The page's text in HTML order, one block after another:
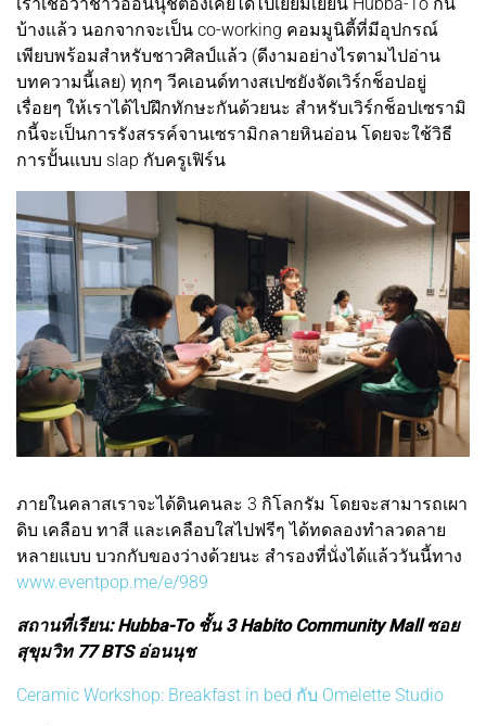
บ้างแล้ว นอกจากจะเป็น co-working คอมมูนิตี้ที่มีอุปกรณ์
เพียบพร้อมสำหรับชาวศิลป์แล้ว (ดีงามอย่างไรตามไปอ่าน
บทความนี้เลย) ทุกๆ วีคเอนด์ทางสเปซยังจัดเวิร์กช็อปอยู่
เรื่อยๆ ให้เราได้ไปฝึกทักษะกันด้วยนะ สำหรับเวิร์กช็อปเซรามิ
กนี้จะเป็นการรังสรรค์จานเซรามิกลายหินอ่อน โดยจะใช้วิธี
การปั้นแบบ slap กับครูเฟิร์น
ภายในคลาสเราจะได้ดินคนละ 3 กิโลกรัม โดยจะสามารถเผา
ดิบ เคลือบ ทาสี และเคลือบใสไปฟรีๆ ได้ทดลองทำลวดลาย
หลายแบบ บวกกับของว่างด้วยนะ สำรองที่นั่งได้แล้ววันนี้ทาง
www.eventpop.me/e/989
สถานที่เรียน: Hubba-To ชั้น 3 Habito Community Mall ซอย
สุขุมวิท 77 BTS อ่อนนุช
Ceramic Workshop: Breakfast in bed กับ Omelette Studio